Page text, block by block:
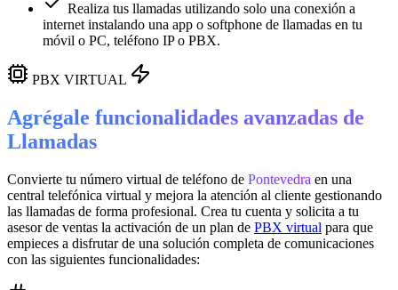
Realiza tus llamadas utilizando solo una conexión a
internet instalando una app o softphone de llamadas en tu
móvil o PC, teléfono IP o PBX.
PBX VIRTUAL
Agrégale funcionalidades avanzadas de
Llamadas
Convierte tu número virtual de teléfono de Pontevedra en una
central telefónica virtual y mejora la atención al cliente gestionando
las llamadas de forma profesional. Crea tu cuenta y solicita a tu
asesor de ventas la activación de un plan de PBX virtual para que
empieces a disfrutar de una solución completa de comunicaciones
con las siguientes funcionalidades: